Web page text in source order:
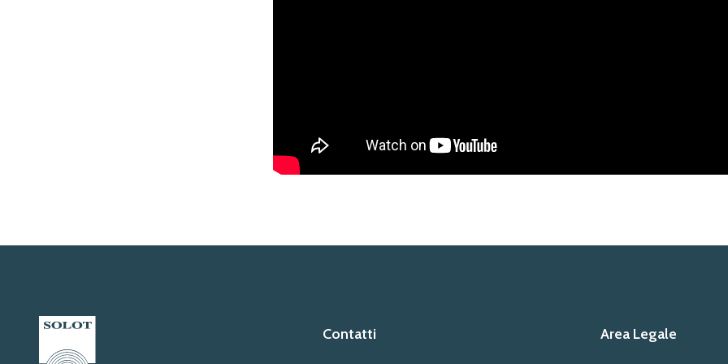
Contatti Area Legale